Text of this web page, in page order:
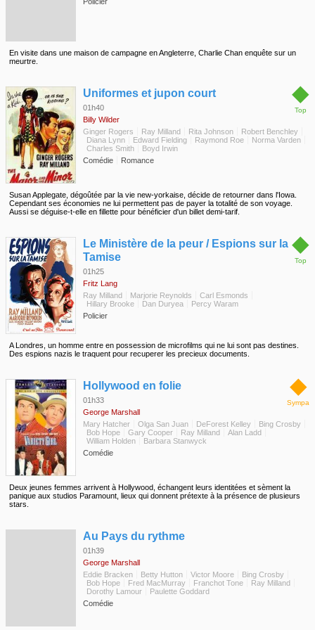
En visite dans une maison de campagne en Angleterre, Charlie Chan enquête sur un
meurtre.
◆
Top
Uniformes et jupon court
01h40
Billy Wilder
Ginger Rogers
Ray Milland Rita Johnson
Robert Benchley
Diana Lynn
Edward Fielding Raymond Roe
Norma Varden
Charles Smith
Boyd Irwin
Comédie
Romance
Susan Applegate, dégoûtée par la vie new-yorkaise, décide de retourner dans l'Iowa.
Cependant ses économies ne lui permettent pas de payer la totalité de son voyage.
Aussi se déguise-t-elle en fillette pour bénéficier d'un billet demi-tarif.
◆
Top
Le Ministère de la peur / Espions sur la
Tamise
01h25
Fritz Lang
Ray Milland
Marjorie Reynolds
Carl Esmonds
Hillary Brooke
Dan Duryea
Percy Waram
Policier
A Londres, un homme entre en possession de microfilms qui ne lui sont pas destines.
Des espions nazis le traquent pour recuperer les precieux documents.
◆
Sympa
Hollywood en folie
01h33
George Marshall
Mary Hatcher
Olga San Juan DeForest Kelley
Bing Crosby
Bob Hope
Gary Cooper Ray Milland
Alan Ladd
William Holden
Barbara Stanwyck
Comédie
Deux jeunes femmes arrivent à Hollywood, échangent leurs identitées et sèment la
panique aux studios Paramount, lieux qui donnent prétexte à la présence de plusieurs
stars.
Au Pays du rythme
01h39
George Marshall
Eddie Bracken
Betty Hutton Victor Moore
Bing Crosby
Bob Hope
Fred MacMurray Franchot Tone
Ray Milland
Dorothy Lamour
Paulette Goddard
Comédie